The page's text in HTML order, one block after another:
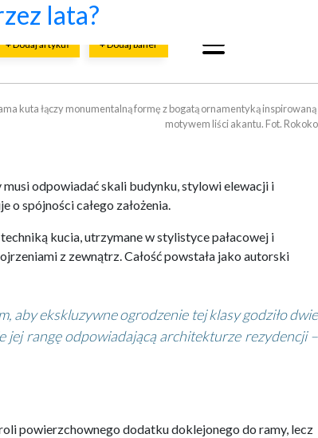
+ Dodaj artykuł + Dodaj baner
kuta łączy monumentalną formę z bogatą ornamentyką inspirowaną
motywem liści akantu. Fot. Rokoko
odpowiadać skali budynku, stylowi elewacji i
spójności całego założenia.
kucia, utrzymane w stylistyce pałacowej i
z zewnątrz. Całość powstała jako autorski
aby ekskluzywne ogrodzenie tej klasy godziło dwie
jej rangę odpowiadającą architekturze rezydencji –
powierzchownego dodatku doklejonego do ramy, lecz
ETANCO
i bezawaryjności
lata?